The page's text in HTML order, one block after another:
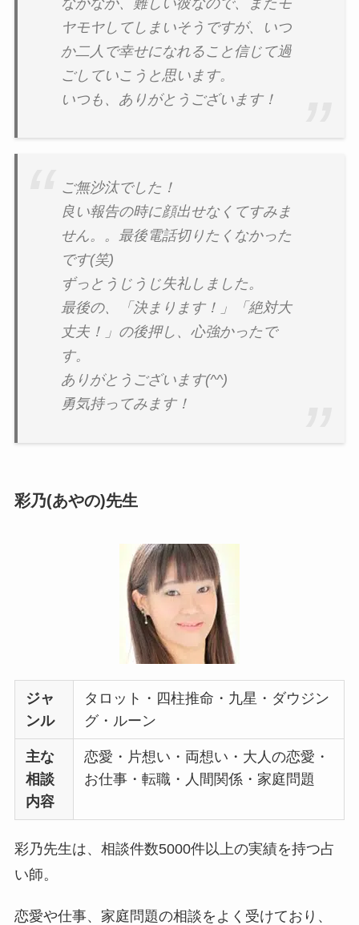
ヤモヤしてしまいそうですが、いつ
か二人で幸せになれること信じて過
ごしていこうと思います。
いつも、ありがとうございます！
ご無沙汰でした！
良い報告の時に顔出せなくてすみま
せん。。最後電話切りたくなかった
です(笑)
ずっとうじうじ失礼しました。
最後の、「決まります！」「絶対大
丈夫！」の後押し、心強かったで
す。
ありがとうございます(^^)
勇気持ってみます！
彩乃(あやの)先生
ジャ
ンル
タロット・四柱推命・九星・ダウジン
グ・ルーン
主な
相談
内容
恋愛・片想い・両想い・大人の恋愛・
お仕事・転職・人間関係・家庭問題
彩乃先生は、相談件数5000件以上の実績を持つ占
い師。
恋愛や仕事、家庭問題の相談をよく受けており、